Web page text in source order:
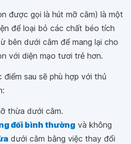
được gọi là hút mỡ cằm) là một
để loại bỏ các chất béo tích
bên dưới cằm để mang lại cho
với diện mạo tươi trẻ hơn.
sau sẽ phù hợp với thủ
thừa dưới cằm.
đối bình thường và không
dưới cằm bằng việc thay đổi